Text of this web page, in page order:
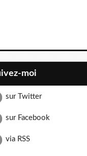
moi
sur Twitter
sur Facebook
via RSS